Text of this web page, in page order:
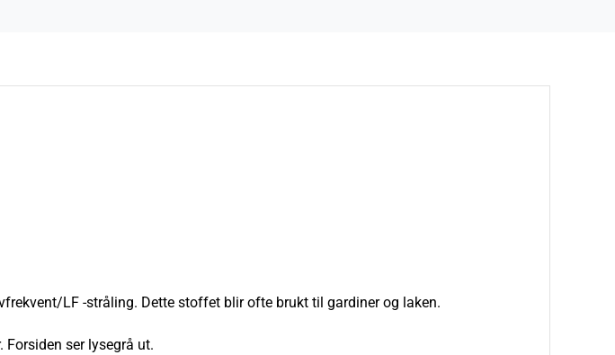
LF -stråling. Dette stoffet blir ofte brukt til gardiner og laken.
Forsiden ser lysegrå ut.